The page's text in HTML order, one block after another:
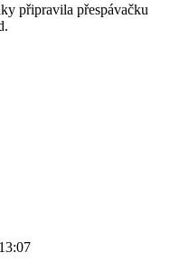
připravila přespávačku